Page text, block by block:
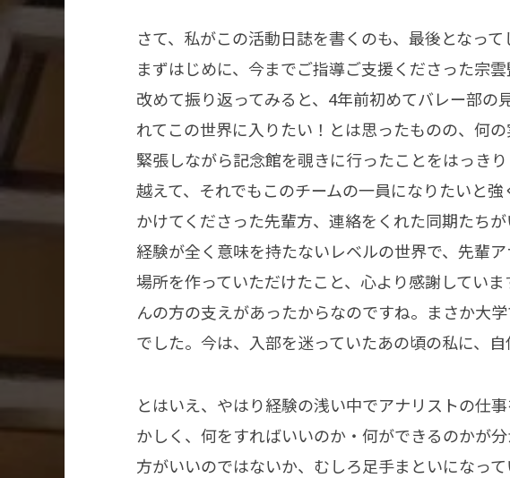
さて、私がこの活動日誌を書くのも、最後となっ
まずはじめに、今までご指導ご支援くださった宗
改めて振り返ってみると、4年前初めてバレー部
れてこの世界に入りたい！とは思ったものの、何
緊張しながら記念館を覗きに行ったことをはっき
越えて、それでもこのチームの一員になりたいと
かけてくださった先輩方、連絡をくれた同期たち
経験が全く意味を持たないレベルの世界で、先輩
場所を作っていただけたこと、心より感謝してい
んの方の支えがあったからなのですね。まさか大
でした。今は、入部を迷っていたあの頃の私に、
とはいえ、やはり経験の浅い中でアナリストの仕
かしく、何をすればいいのか・何ができるのかが
方がいいのではないか、むしろ足手まといになっ